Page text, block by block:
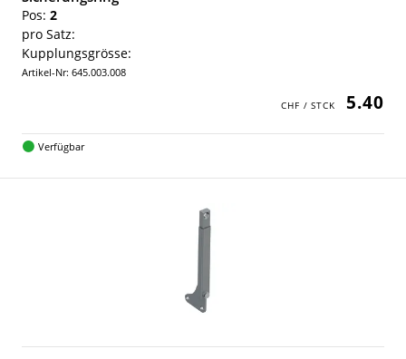
Pos: 2
pro Satz:
Kupplungsgrösse:
Artikel-Nr: 645.003.008
5.40
Verfügbar